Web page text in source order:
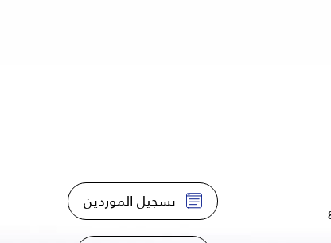
تسجيل الموردين